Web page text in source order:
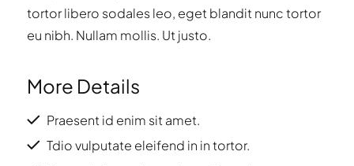
tortor libero sodales leo, eget blandit nunc tortor
eu nibh. Nullam mollis. Ut justo.
More Details
Praesent id enim sit amet.
Tdio vulputate eleifend in in tortor.